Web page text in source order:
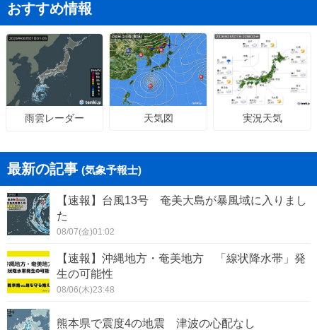
おすすめ情報
雨雲レーダー 天気図 実況天気
最新の記事 (気象予報士)
【速報】台風13号 奄美大島が暴風域に入りまし
た
08/07(金)01:02
【速報】沖縄地方・奄美地方 「線状降水帯」発
生の可能性
08/06(木)23:48
熊本県で震度4の地震 津波の心配なし